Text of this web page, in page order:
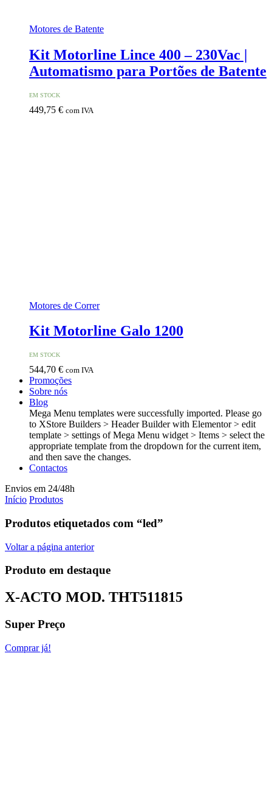
Motores de Batente
Kit Motorline Lince 400 – 230Vac |
Automatismo para Portões de Batente
EM STOCK
449,75 € com IVA
Motores de Correr
Kit Motorline Galo 1200
EM STOCK
544,70 € com IVA
Promoções
Sobre nós
Blog
Mega Menu templates were successfully imported. Please go
to XStore Builders > Header Builder with Elementor > edit
template > settings of Mega Menu widget > Items > select the
appropriate template from the dropdown for the current item,
and then save the changes.
Contactos
Envios em 24/48h
Início Produtos
Produtos etiquetados com “led”
Voltar a página anterior
Produto em destaque
X-ACTO MOD. THT511815
Super Preço
Comprar já!